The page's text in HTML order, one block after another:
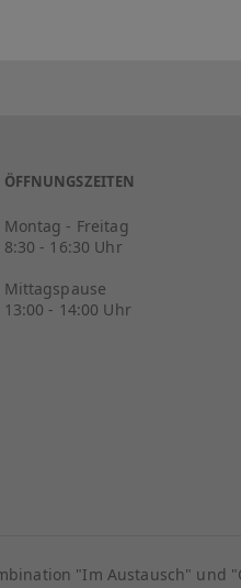
ÖFFNUNGSZEITEN
Montag - Freitag
8:30 - 16:30 Uhr
Mittagspause
13:00 - 14:00 Uhr
"Im Austausch" und